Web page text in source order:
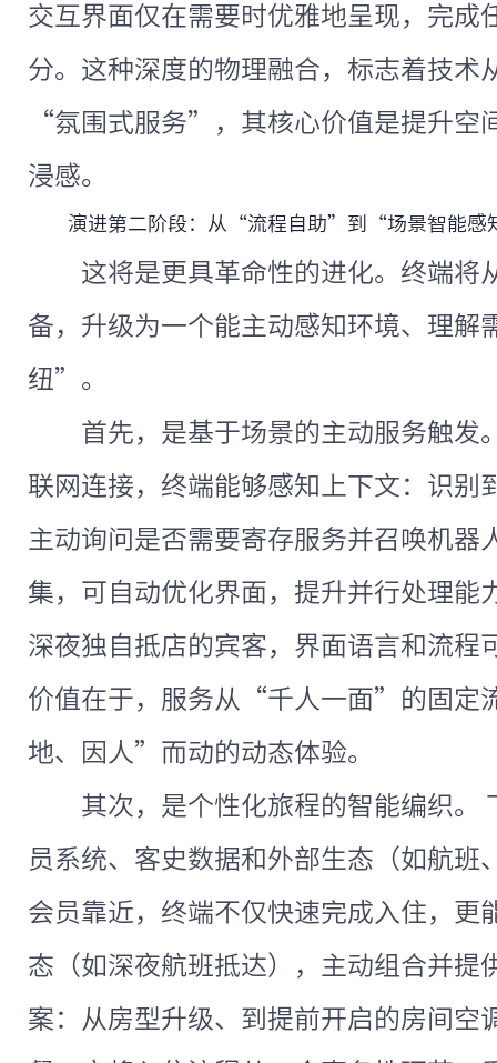
交互界面仅在需要时优雅地呈现，完成
分。这种深度的物理融合，标志着技
“氛围式服务”，其核心价值是提升空
浸感。
演进第二阶段：从“流程自助”到“场景智能感
这将是更具革命性的进化。终端将
备，升级为一个能主动感知环境、理
纽”。
首先，是基于场景的主动服务触发
联网连接，终端能够感知上下文：识别
主动询问是否需要寄存服务并召唤机器
集，可自动优化界面，提升并行处理能
深夜独自抵店的宾客，界面语言和流程
价值在于，服务从“千人一面”的固定
地、因人”而动的动态体验。
其次，是个性化旅程的智能编织。
员系统、客史数据和外部生态（如航班
会员靠近，终端不仅快速完成入住，更
态（如深夜航班抵达），主动组合并
案：从房型升级、到提前开启的房间空